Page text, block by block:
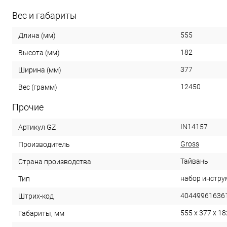
Вес и габариты
Длина (мм) 555
Высота (мм) 182
Ширина (мм) 377
Вес (грамм) 12450
Прочие
Артикул GZ IN14157
Производитель Gross
Страна производства Тайвань
Тип набор
Штрих-код
Габариты, мм 555 x 377 x